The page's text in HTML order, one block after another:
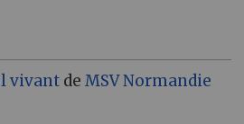
vivant deMSV Normandie